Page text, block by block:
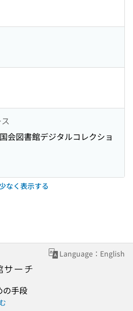
会図書館デジタルコレクショ
なく表示する
Language：English
の手段